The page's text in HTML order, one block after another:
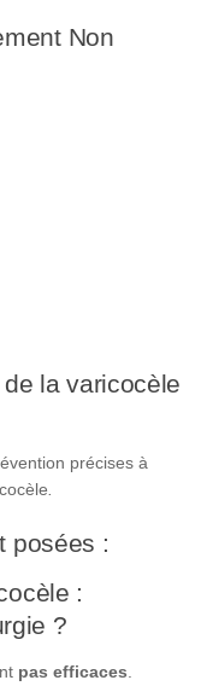
Non
la varicocèle
précises à
posées :
:
?
pas efficaces